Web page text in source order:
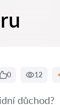
0 12
důchod?